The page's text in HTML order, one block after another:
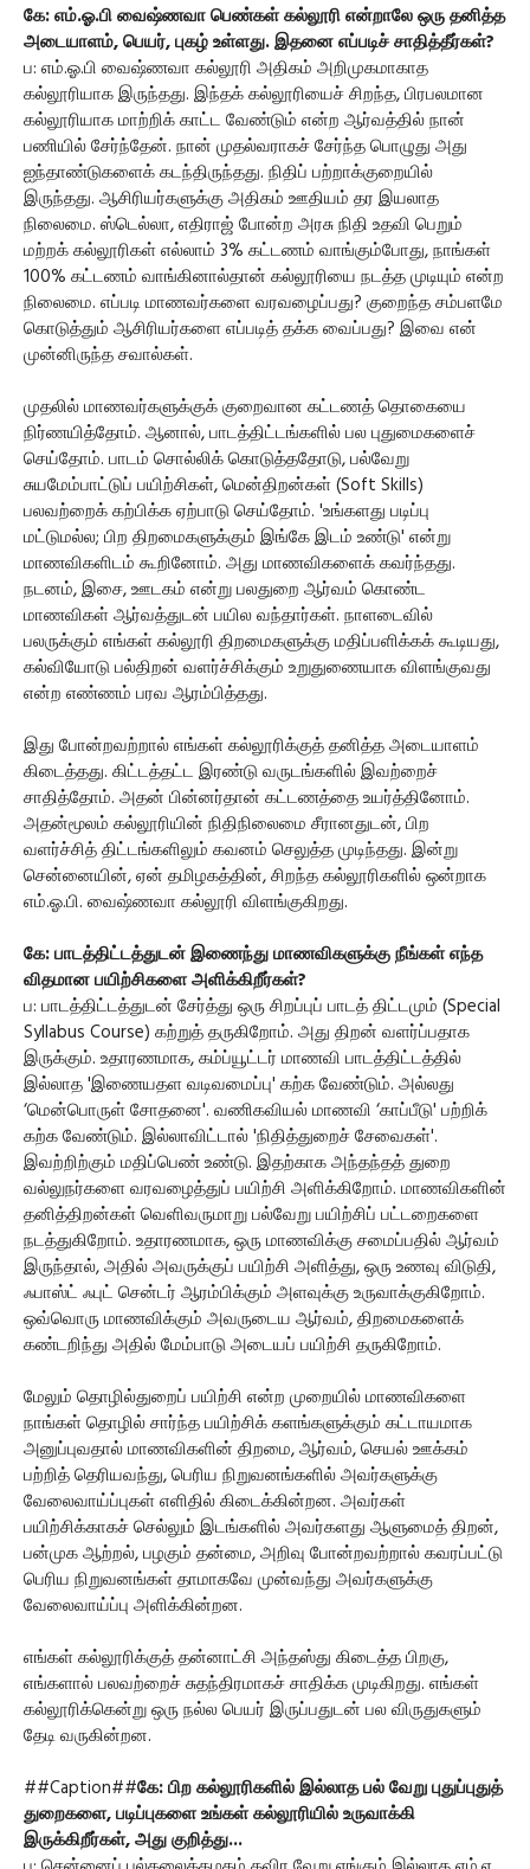
கே: எம்.ஓ.பி வைஷ்ணவா பெண்கள் கல்லூரி என்றாலே ஒரு தனித்த
அடையாளம், பெயர், புகழ் உள்ளது. இதனை எப்படிச் சாதித்தீர்கள்?
ப: எம்.ஓ.பி வைஷ்ணவா கல்லூரி அதிகம் அறிமுகமாகாத
கல்லூரியாக இருந்தது. இந்தக் கல்லூரியைச் சிறந்த, பிரபலமான
கல்லூரியாக மாற்றிக் காட்ட வேண்டும் என்ற ஆர்வத்தில் நான்
பணியில் சேர்ந்தேன். நான் முதல்வராகச் சேர்ந்த பொழுது அது
ஐந்தாண்டுகளைக் கடந்திருந்தது. நிதிப் பற்றாக்குறையில்
இருந்தது. ஆசிரியர்களுக்கு அதிகம் ஊதியம் தர இயலாத
நிலைமை. ஸ்டெல்லா, எதிராஜ் போன்ற அரசு நிதி உதவி பெறும்
மற்றக் கல்லூரிகள் எல்லாம் 3% கட்டணம் வாங்கும்போது, நாங்கள்
100% கட்டணம் வாங்கினால்தான் கல்லூரியை நடத்த முடியும் என்ற
நிலைமை. எப்படி மாணவர்களை வரவழைப்பது? குறைந்த சம்பளமே
கொடுத்தும் ஆசிரியர்களை எப்படித் தக்க வைப்பது? இவை என்
முன்னிருந்த சவால்கள்.
முதலில் மாணவர்களுக்குக் குறைவான கட்டணத் தொகையை
நிர்ணயித்தோம். ஆனால், பாடத்திட்டங்களில் பல புதுமைகளைச்
செய்தோம். பாடம் சொல்லிக் கொடுத்ததோடு, பல்வேறு
சுயமேம்பாட்டுப் பயிற்சிகள், மென்திறன்கள் (Soft Skills)
பலவற்றைக் கற்பிக்க ஏற்பாடு செய்தோம். 'உங்களது படிப்பு
மட்டுமல்ல; பிற திறமைகளுக்கும் இங்கே இடம் உண்டு' என்று
மாணவிகளிடம் கூறினோம். அது மாணவிகளைக் கவர்ந்தது.
நடனம், இசை, ஊடகம் என்று பலதுறை ஆர்வம் கொண்ட
மாணவிகள் ஆர்வத்துடன் பயில வந்தார்கள். நாளடைவில்
பலருக்கும் எங்கள் கல்லூரி திறமைகளுக்கு மதிப்பளிக்கக் கூடியது,
கல்வியோடு பல்திறன் வளர்ச்சிக்கும் உறுதுணையாக விளங்குவது
என்ற எண்ணம் பரவ ஆரம்பித்தது.
இது போன்றவற்றால் எங்கள் கல்லூரிக்குத் தனித்த அடையாளம்
கிடைத்தது. கிட்டத்தட்ட இரண்டு வருடங்களில் இவற்றைச்
சாதித்தோம். அதன் பின்னர்தான் கட்டணத்தை உயர்த்தினோம்.
அதன்மூலம் கல்லூரியின் நிதிநிலைமை சீரானதுடன், பிற
வளர்ச்சித் திட்டங்களிலும் கவனம் செலுத்த முடிந்தது. இன்று
சென்னையின், ஏன் தமிழகத்தின், சிறந்த கல்லூரிகளில் ஒன்றாக
எம்.ஓ.பி. வைஷ்ணவா கல்லூரி விளங்குகிறது.
கே: பாடத்திட்டத்துடன் இணைந்து மாணவிகளுக்கு நீங்கள் எந்த
விதமான பயிற்சிகளை அளிக்கிறீர்கள்?
ப: பாடத்திட்டத்துடன் சேர்த்து ஒரு சிறப்புப் பாடத் திட்டமும் (Special
Syllabus Course) கற்றுத் தருகிறோம். அது திறன் வளர்ப்பதாக
இருக்கும். உதாரணமாக, கம்ப்யூட்டர் மாணவி பாடத்திட்டத்தில்
இல்லாத 'இணையதள வடிவமைப்பு' கற்க வேண்டும். அல்லது
‘மென்பொருள் சோதனை'. வணிகவியல் மாணவி ‘காப்பீடு' பற்றிக்
கற்க வேண்டும். இல்லாவிட்டால் 'நிதித்துறைச் சேவைகள்'.
இவற்றிற்கும் மதிப்பெண் உண்டு. இதற்காக அந்தந்தத் துறை
வல்லுநர்களை வரவழைத்துப் பயிற்சி அளிக்கிறோம். மாணவிகளின்
தனித்திறன்கள் வெளிவருமாறு பல்வேறு பயிற்சிப் பட்டறைகளை
நடத்துகிறோம். உதாரணமாக, ஒரு மாணவிக்கு சமைப்பதில் ஆர்வம்
இருந்தால், அதில் அவருக்குப் பயிற்சி அளித்து, ஒரு உணவு விடுதி,
ஃபாஸ்ட் ஃபுட் சென்டர் ஆரம்பிக்கும் அளவுக்கு உருவாக்குகிறோம்.
ஒவ்வொரு மாணவிக்கும் அவருடைய ஆர்வம், திறமைகளைக்
கண்டறிந்து அதில் மேம்பாடு அடையப் பயிற்சி தருகிறோம்.
மேலும் தொழில்துறைப் பயிற்சி என்ற முறையில் மாணவிகளை
நாங்கள் தொழில் சார்ந்த பயிற்சிக் களங்களுக்கும் கட்டாயமாக
அனுப்புவதால் மாணவிகளின் திறமை, ஆர்வம், செயல் ஊக்கம்
பற்றித் தெரியவந்து, பெரிய நிறுவனங்களில் அவர்களுக்கு
வேலைவாய்ப்புகள் எளிதில் கிடைக்கின்றன. அவர்கள்
பயிற்சிக்காகச் செல்லும் இடங்களில் அவர்களது ஆளுமைத் திறன்,
பன்முக ஆற்றல், பழகும் தன்மை, அறிவு போன்றவற்றால் கவரப்பட்டு
பெரிய நிறுவனங்கள் தாமாகவே முன்வந்து அவர்களுக்கு
வேலைவாய்ப்பு அளிக்கின்றன.
எங்கள் கல்லூரிக்குத் தன்னாட்சி அந்தஸ்து கிடைத்த பிறகு,
எங்களால் பலவற்றைச் சுதந்திரமாகச் சாதிக்க முடிகிறது. எங்கள்
கல்லூரிக்கென்று ஒரு நல்ல பெயர் இருப்பதுடன் பல விருதுகளும்
தேடி வருகின்றன.
##Caption##கே: பிற கல்லூரிகளில் இல்லாத பல் வேறு புதுப்புதுத்
துறைகளை, படிப்புகளை உங்கள் கல்லூரியில் உருவாக்கி
இருக்கிறீர்கள், அது குறித்து...